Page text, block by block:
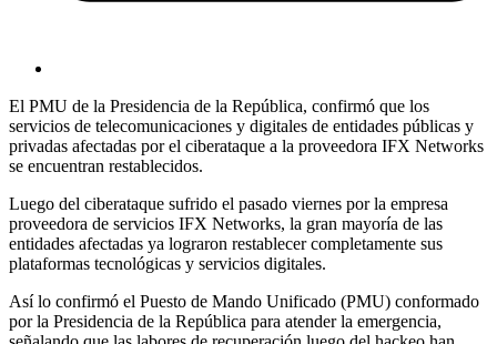
El PMU de la Presidencia de la República, confirmó que los
servicios de telecomunicaciones y digitales de entidades públicas y
privadas afectadas por el ciberataque a la proveedora IFX Networks
se encuentran restablecidos.
Luego del ciberataque sufrido el pasado viernes por la empresa
proveedora de servicios IFX Networks, la gran mayoría de las
entidades afectadas ya lograron restablecer completamente sus
plataformas tecnológicas y servicios digitales.
Así lo confirmó el Puesto de Mando Unificado (PMU) conformado
por la Presidencia de la República para atender la emergencia,